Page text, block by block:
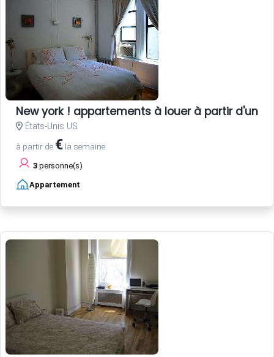
New york ! appartements à louer à partir d'une
États-Unis US
à partir de € la semaine
3 personne(s)
Appartement